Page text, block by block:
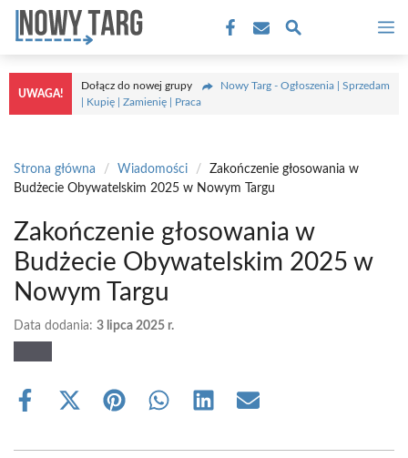
Przejdź
treści
UWAGA!
Dołącz do nowej grupy
Nowy Targ - Ogłoszenia | Sprzedam
| Kupię | Zamienię | Praca
Strona główna / Wiadomości /
Zakończenie głosowania w
Budżecie Obywatelskim 2025 w Nowym Targu
Zakończenie głosowania w
Budżecie Obywatelskim 2025 w
Nowym Targu
Data dodania: 3 lipca 2025 r.
Share
Share
(Twitter)
Share Share Share Share